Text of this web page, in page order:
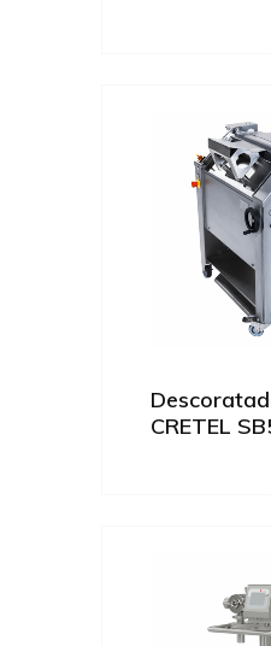
CRETEL